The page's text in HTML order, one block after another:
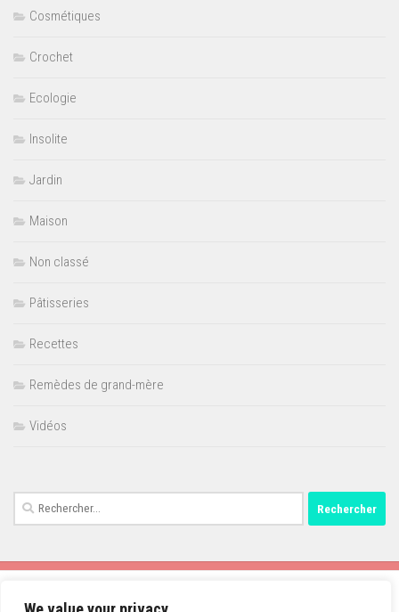
Cosmétiques
Crochet
Ecologie
Insolite
Jardin
Maison
Non classé
Pâtisseries
Recettes
Remèdes de grand-mère
Vidéos
Rechercher :